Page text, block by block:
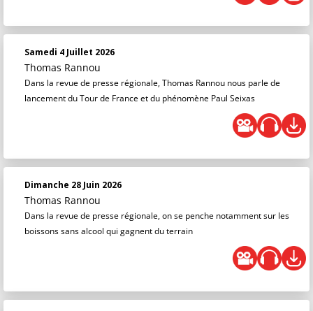
Samedi 4 Juillet 2026
Thomas Rannou
Dans la revue de presse régionale, Thomas Rannou nous parle de
lancement du Tour de France et du phénomène Paul Seixas
Dimanche 28 Juin 2026
Thomas Rannou
Dans la revue de presse régionale, on se penche notamment sur les
boissons sans alcool qui gagnent du terrain